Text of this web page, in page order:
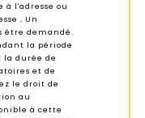
à l'adresse ou
. Un
être demandé.
la période
la durée de
et de
le droit de
au
à cette